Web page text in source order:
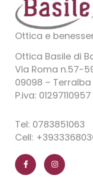
Ottica e
Ottica Basile di
Via Roma n.57-
09098 – Terralba
P.iva: 01297110957
Tel: 0783851063
Cell:
a
c
e
b
n
s
t
a